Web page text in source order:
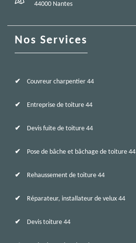
44000 Nantes
Nos Services
Couvreur charpentier 44
Entreprise de toiture 44
Devis fuite de toiture 44
Pose de bâche et bâchage de toiture 44
Rehaussement de toiture 44
Réparateur, installateur de velux 44
Devis toiture 44